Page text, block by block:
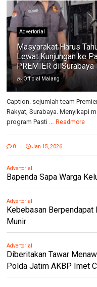
Advertorial
Masyarakat Harus
Lewat Kunjungan ke
PREMIER di Surabaya
ByOfficial Malang
Caption. sejumlah team
Rakyat, Surabaya. Menyikapi
program Pasti ... Readmore
0 Jan 15, 2026
Advertorial
Bapenda Sapa Warga
Advertorial
Kebebasan Berpendapat
Munir
Advertorial
Diberitakan Tawar
Polda Jatim AKBP Imet